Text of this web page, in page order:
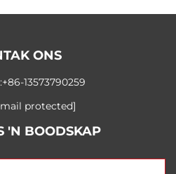
ONS
+86-13573790259
protected]
'N BOODSKAP